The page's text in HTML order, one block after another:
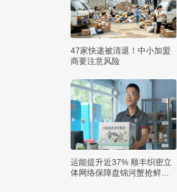
47家快递被清退！中小加盟
商要注意风险
运能提升近37% 顺丰织密立
体网络保障盘锦河蟹抢鲜出